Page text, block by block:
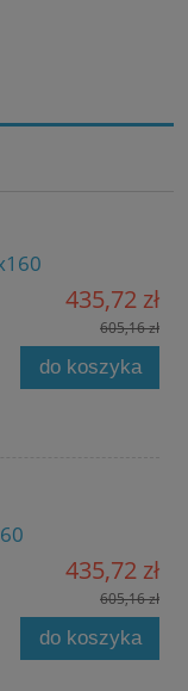
435,72 zł
605,16 zł
do koszyka
435,72 zł
605,16 zł
do koszyka